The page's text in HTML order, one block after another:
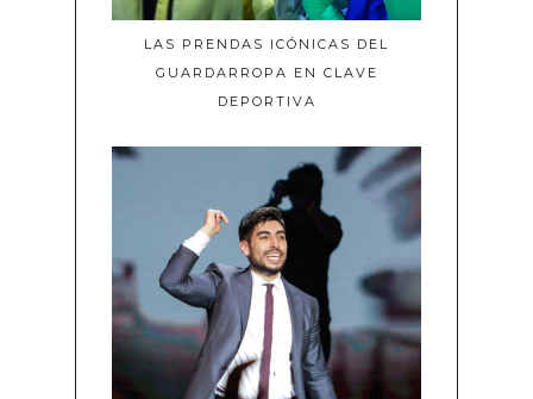
LAS PRENDAS ICÓNICAS DEL
GUARDARROPA EN CLAVE
DEPORTIVA